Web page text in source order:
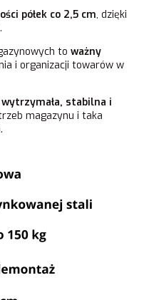
półek co 2,5 cm, dzięki
to ważny
i organizacji towarów w
wytrzymała, stabilna i
magazynu i taka